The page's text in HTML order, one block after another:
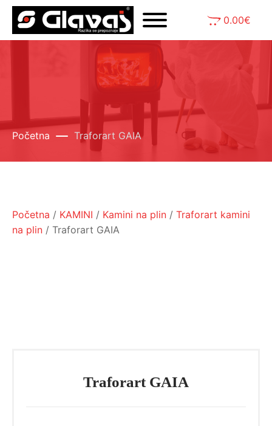
0.00€
Početna Traforart GAIA
Početna / KAMINI / Kamini na plin / Traforart kamini
na plin / Traforart GAIA
Traforart GAIA